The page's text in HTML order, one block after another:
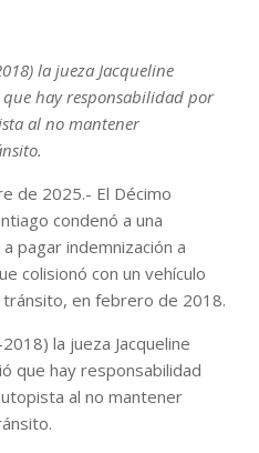
la jueza Jacqueline
hay responsabilidad por
al no mantener
de 2025.- El Décimo
condenó a una
pagar indemnización a
colisionó con un vehículo
en febrero de 2018.
la jueza Jacqueline
que hay responsabilidad
al no mantener